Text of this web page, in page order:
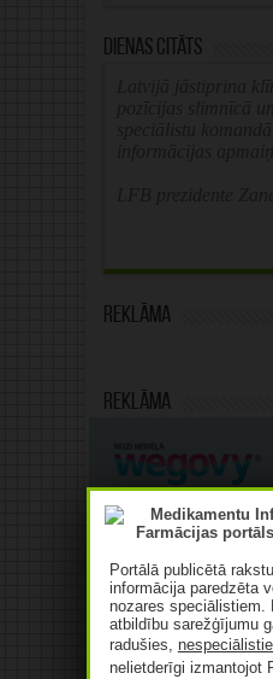
Dienas citāts
Reklāma
Reklāma
Portālā publicētā
informācija paredzēta
nozares speciālistiem.
atbildību sarežģījumu
radušies,
nelietderīgi izmantojot